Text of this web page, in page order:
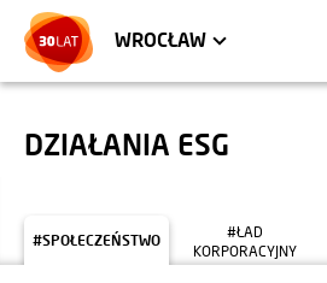
WROCŁAW
TRÓJMIASTO
DZIAŁANIA ESG
#SPOŁECZEŃSTWO
#ŁAD
KORPORACYJNY